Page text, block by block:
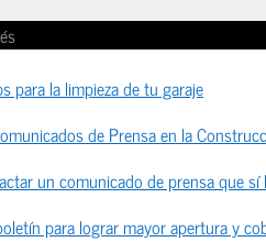
para la limpieza de tu garaje
de Prensa en la
un comunicado de prensa que sí
para lograr mayor apertura y